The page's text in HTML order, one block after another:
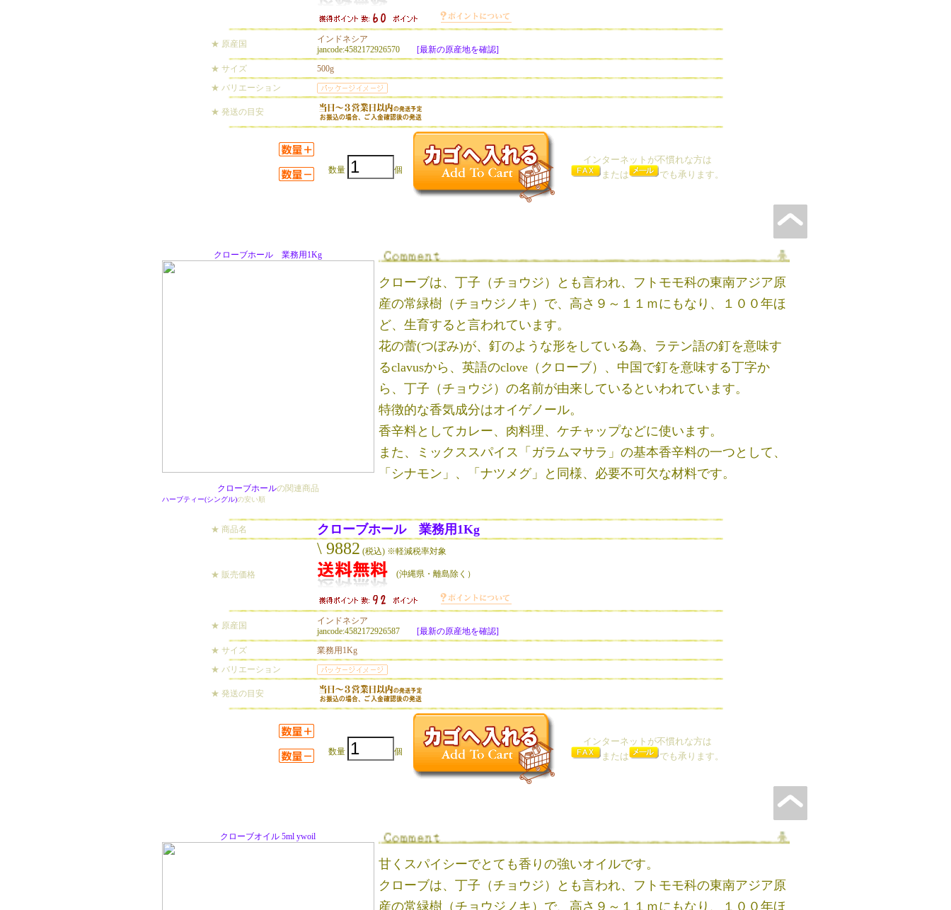
★ 原産国
インドネシア
jancode:4582172926570 [最新の原産地を確認]
★ サイズ
500g
★ バリエーション
★ 発送の目安
数量 個
インターネットが不慣れな方は
または
でも承ります。
クローブホール 業務用1Kg
クローブホールの関連商品
ハーブティー(シングル)の安い順
クローブは、丁子（チョウジ）とも言われ、フトモモ科の東南アジア原
産の常緑樹（チョウジノキ）で、高さ９～１１ｍにもなり、１００年ほ
ど、生育すると言われています。
花の蕾(つぼみ)が、釘のような形をしている為、ラテン語の釘を意味す
るclavusから、英語のclove（クローブ）、中国で釘を意味する丁字か
ら、丁子（チョウジ）の名前が由来しているといわれています。
特徴的な香気成分はオイゲノール。
香辛料としてカレー、肉料理、ケチャップなどに使います。
また、ミックススパイス「ガラムマサラ」の基本香辛料の一つとして、
「シナモン」、「ナツメグ」と同様、必要不可欠な材料です。
★ 商品名 クローブホール 業務用1Kg
★ 販売価格
\ 9882 (税込) ※軽減税率対象
(沖縄県・離島除く）
★ 原産国
インドネシア
jancode:4582172926587 [最新の原産地を確認]
★ サイズ
業務用1Kg
★ バリエーション
★ 発送の目安
数量 個
インターネットが不慣れな方は
または
でも承ります。
クローブオイル 5ml ywoil
甘くスパイシーでとても香りの強いオイルです。
クローブは、丁子（チョウジ）とも言われ、フトモモ科の東南アジア原
産の常緑樹（チョウジノキ）で、高さ９～１１ｍにもなり、１００年ほ